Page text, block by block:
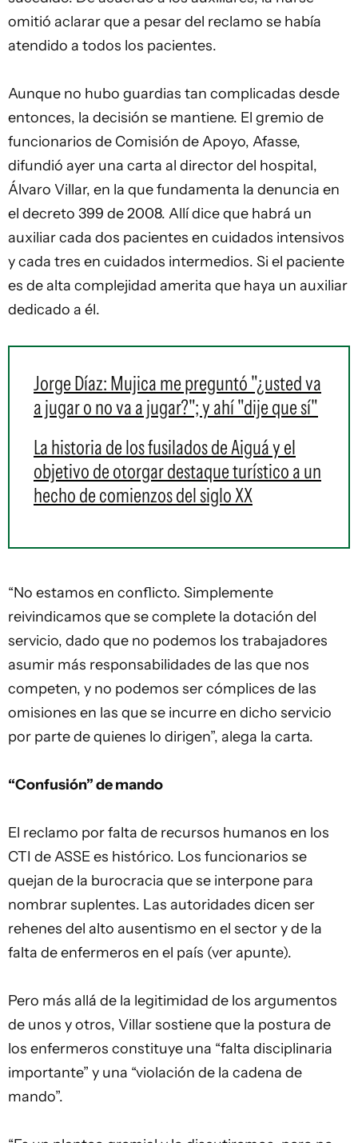
omitió aclarar que a pesar del reclamo se había
atendido a todos los pacientes.
Aunque no hubo guardias tan complicadas desde
entonces, la decisión se mantiene. El gremio de
funcionarios de Comisión de Apoyo, Afasse,
difundió ayer una carta al director del hospital,
Álvaro Villar, en la que fundamenta la denuncia en
el decreto 399 de 2008. Allí dice que habrá un
auxiliar cada dos pacientes en cuidados intensivos
y cada tres en cuidados intermedios. Si el paciente
es de alta complejidad amerita que haya un auxiliar
dedicado a él.
Jorge Díaz: Mujica me preguntó "¿usted va
a jugar o no va a jugar?"; y ahí "dije que sí"
La historia de los fusilados de Aiguá y el
objetivo de otorgar destaque turístico a un
hecho de comienzos del siglo XX
“No estamos en conflicto. Simplemente
reivindicamos que se complete la dotación del
servicio, dado que no podemos los trabajadores
asumir más responsabilidades de las que nos
competen, y no podemos ser cómplices de las
omisiones en las que se incurre en dicho servicio
por parte de quienes lo dirigen”, alega la carta.
“Confusión” de mando
El reclamo por falta de recursos humanos en los
CTI de ASSE es histórico. Los funcionarios se
quejan de la burocracia que se interpone para
nombrar suplentes. Las autoridades dicen ser
rehenes del alto ausentismo en el sector y de la
falta de enfermeros en el país (ver apunte).
Pero más allá de la legitimidad de los argumentos
de unos y otros, Villar sostiene que la postura de
los enfermeros constituye una “falta disciplinaria
importante” y una “violación de la cadena de
mando”.